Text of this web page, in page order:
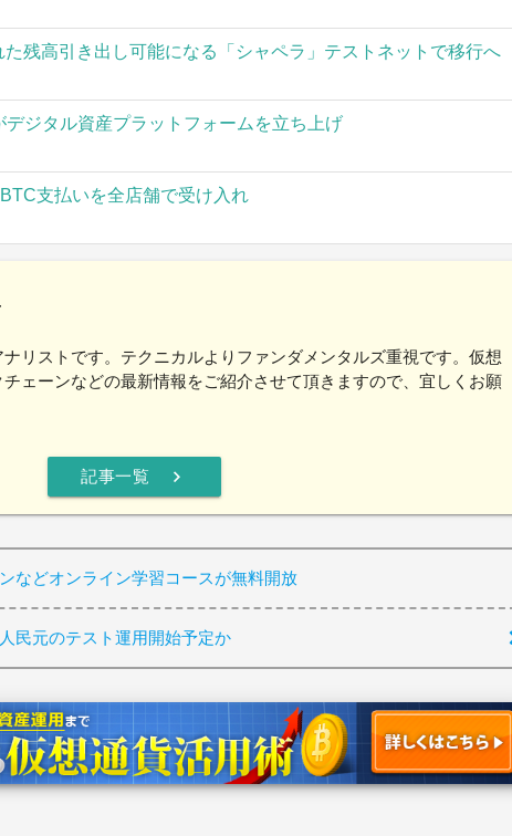
た残高引き出し可能になる「シャペラ」テストネットで移行へ
デジタル資産プラットフォームを立ち上げ
支払いを全店舗で受け入れ
リストです。テクニカルよりファンダメンタルズ重視です。仮想
ェーンなどの最新情報をご紹介させて頂きますので、宜しくお願
記事一覧 chevron_right
などオンライン学習コースが無料開放
民元のテスト運用開始予定か